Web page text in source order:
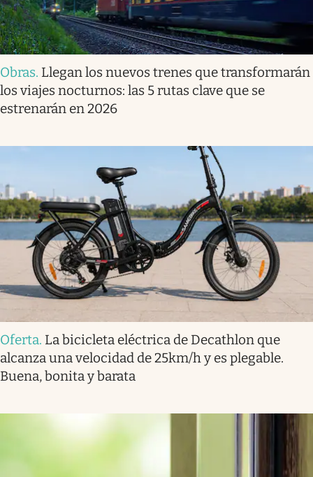
Obras. Llegan los nuevos trenes que transformarán
los viajes nocturnos: las 5 rutas clave que se
estrenarán en 2026
Oferta. La bicicleta eléctrica de Decathlon que
alcanza una velocidad de 25km/h y es plegable.
Buena, bonita y barata